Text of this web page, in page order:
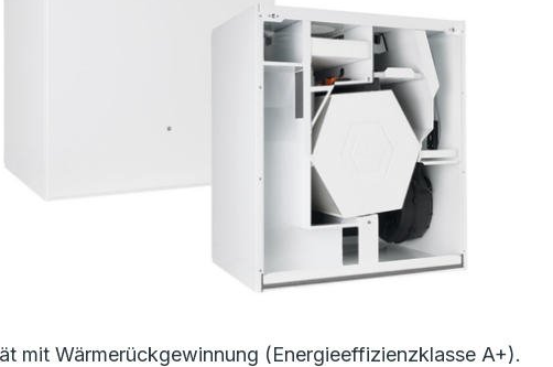
mit Wärmerückgewinnung (Energieeffizienzklasse A+).